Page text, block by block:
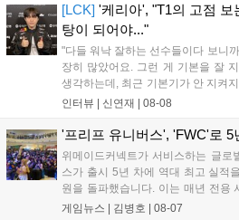
상 'Grand Theft Auto VI: An
이다....
[LCK] '케리아', "T1의 고점
탕이 되어야..."
"다들 워낙 잘하는 선수들이다 보니
장히 많았어요. 그런 게 기본을 잘
생각하는데, 최근 기본기가 안 지켜
를 추구하다 보니까 팀적으로 안 좋
LoL 챔피언스 코리아(LCK)'...
인터뷰 | 신연재 08-08
'프리프 유니버스', 'FWC'로 5
위메이드커넥트가 서비스하는 글로
스가 출시 5년 차에 역대 최고 실적
원을 돌파했습니다. 이는 매년 전용
스포츠 대회 FWC의 영향이 큽니다.
게임뉴스 | 김병호 08-07